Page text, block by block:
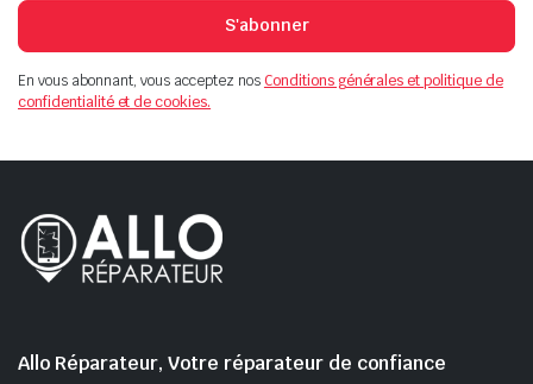
S'abonner
En vous abonnant, vous acceptez nosConditions générales et politique de
confidentialité et de cookies.
Allo Réparateur, Votre réparateur de confiance